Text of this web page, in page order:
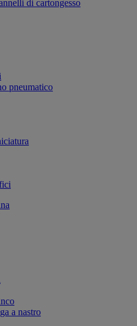
di cartongesso
pneumatico
a nastro